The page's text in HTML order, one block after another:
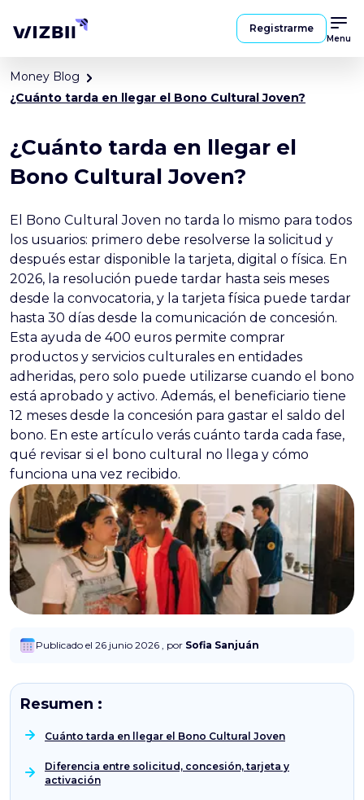
Registrarme
Menu
Money Blog
¿Cuánto tarda en llegar el Bono Cultural Joven?
¿Cuánto tarda en llegar el
Bono Cultural Joven?
El Bono Cultural Joven no tarda lo mismo para todos
los usuarios: primero debe resolverse la solicitud y
después estar disponible la tarjeta, digital o física. En
2026, la resolución puede tardar hasta seis meses
desde la convocatoria, y la tarjeta física puede tardar
hasta 30 días desde la comunicación de concesión.
Esta ayuda de 400 euros permite comprar
productos y servicios culturales en entidades
adheridas, pero solo puede utilizarse cuando el bono
está aprobado y activo. Además, el beneficiario tiene
12 meses desde la concesión para gastar el saldo del
bono. En este artículo verás cuánto tarda cada fase,
qué revisar si el bono cultural no llega y cómo
funciona una vez recibido.
Publicado el 26 junio 2026 , por Sofia Sanjuán
Resumen :
Cuánto tarda en llegar el Bono Cultural Joven
Diferencia entre solicitud, concesión, tarjeta y
activación